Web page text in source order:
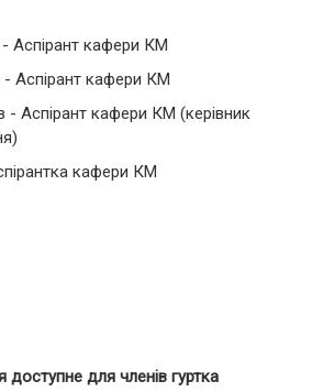
Аспірант кафери КМ
Аспірант кафери КМ
Аспірант кафери КМ (керівник
кафери КМ
для членів гуртка